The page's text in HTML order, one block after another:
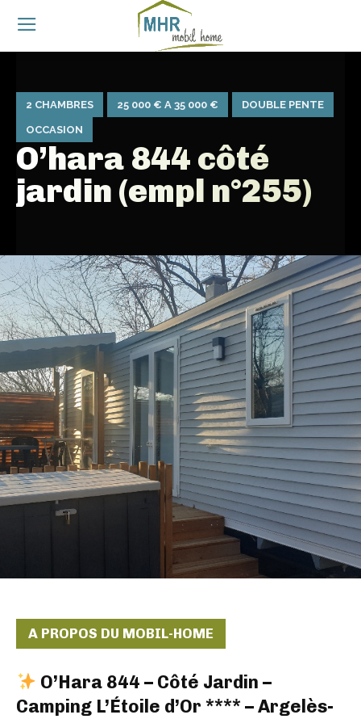
2 CHAMBRES 25 000 € A 35 000 € DOUBLE PENTE
OCCASION
O’hara 844 côté
jardin (empl n°255)
A PROPOS DU MOBIL-HOME
O’Hara 844 – Côté Jardin –
Camping L’Étoile d’Or **** – Argelès-